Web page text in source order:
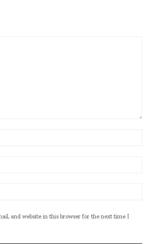
and website in this browser for the next time I